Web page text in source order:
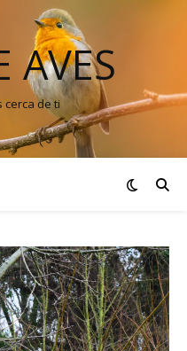
AVES
cerca de ti